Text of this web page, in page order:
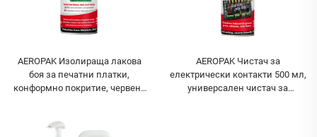
AEROPAK Изолираща лакова
боя за печатни платки,
конформно покритие, червено
AEROPAK Чистач за
електрически контакти 500 мл,
универсален чистач за